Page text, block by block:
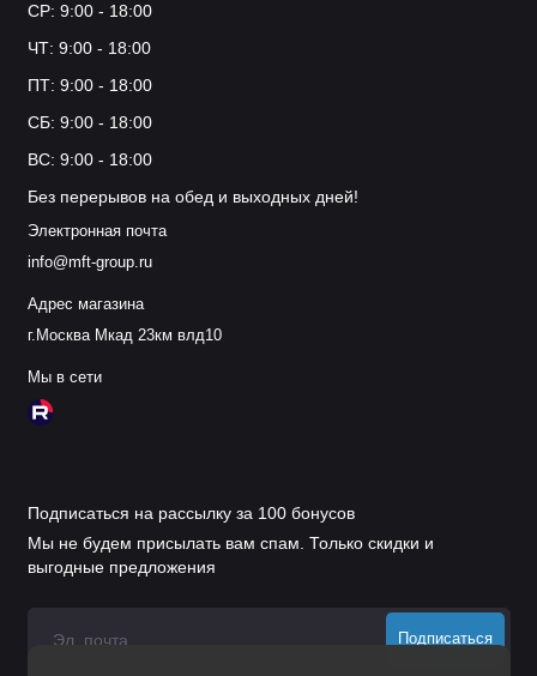
СР: 9:00 - 18:00
ЧТ: 9:00 - 18:00
ПТ: 9:00 - 18:00
СБ: 9:00 - 18:00
ВС: 9:00 - 18:00
Без перерывов на обед и выходных дней!
Электронная почта
info@mft-group.ru
Адрес магазина
г.Москва Мкад 23км влд10
Мы в сети
Подписаться на рассылку за 100 бонусов
Мы не будем присылать вам спам. Только скидки и
выгодные предложения
Подписаться